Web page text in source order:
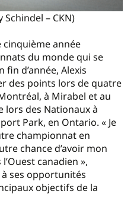
– CKN)
année
du monde qui se
d’année, Alexis
des points lors de quatre
à Mirabel et au
lors des Nationaux à
Park, en Ontario. « Je
championnat en
chance d’avoir mon
canadien »,
ses opportunités
objectifs de la